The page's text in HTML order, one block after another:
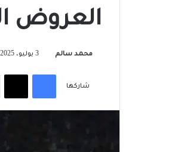
العروض
محمد سالم 3 يوليو، 2025
شاركها
فيسبوك‫X